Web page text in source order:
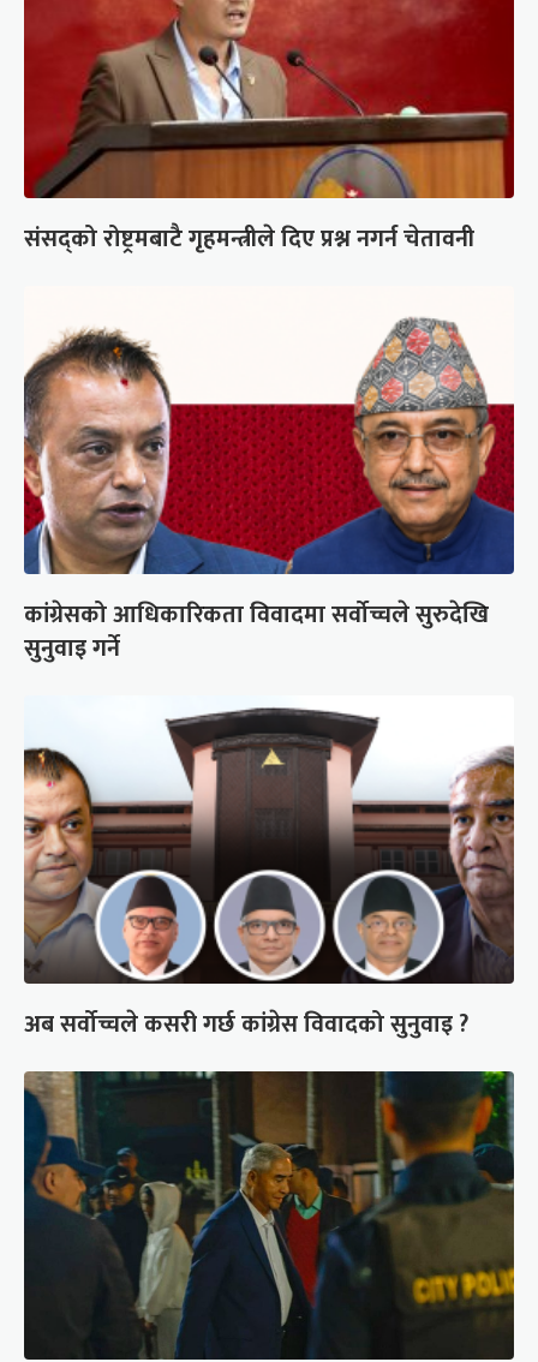
संसद्को रोष्ट्रमबाटै गृहमन्त्रीले दिए प्रश्न नगर्न चेतावनी
कांग्रेसको आधिकारिकता विवादमा सर्वोच्चले सुरुदेखि
सुनुवाइ गर्ने
अब सर्वोच्चले कसरी गर्छ कांग्रेस विवादको सुनुवाइ ?